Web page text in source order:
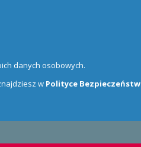
danych osobowych.
w Polityce